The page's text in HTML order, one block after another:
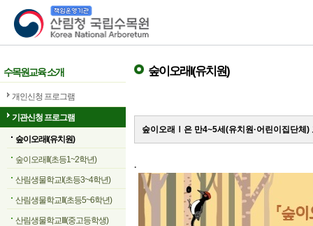
산림청 국립수목원
수목원교육 소개
개인신청 프로그램
기관신청 프로그램
숲이오래I(유치원)
숲이오래II(초등1~2학년)
산림생물학교I(초등3~4학년)
산림생물학교II(초등5~6학년)
산림생물학교III(중고등학생)
숲이오래I(유치원)
숲이오래Ⅰ은 만4~5세(유치원·어린이집단체)
.